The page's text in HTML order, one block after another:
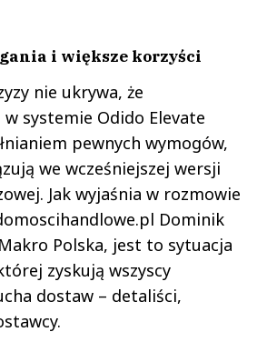
i większe korzyści
nie ukrywa, że
systemie Odido Elevate
pewnych wymogów,
we wcześniejszej wersji
Jak wyjaśnia w rozmowie
Dominik
Polska, jest to sytuacja
zyskują wszyscy
dostaw – detaliści,